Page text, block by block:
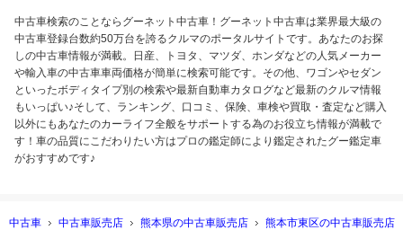
中古車検索のことならグーネット中古車！グーネット中古車は業界最大級の
中古車登録台数約50万台を誇るクルマのポータルサイトです。あなたのお探
しの中古車情報が満載。日産、トヨタ、マツダ、ホンダなどの人気メーカー
や輸入車の中古車車両価格が簡単に検索可能です。その他、ワゴンやセダン
といったボディタイプ別の検索や最新自動車カタログなど最新のクルマ情報
もいっぱい♪そして、ランキング、口コミ、保険、車検や買取・査定など購入
以外にもあなたのカーライフ全般をサポートする為のお役立ち情報が満載で
す！車の品質にこだわりたい方はプロの鑑定師により鑑定されたグー鑑定車
がおすすめです♪
中古車 中古車販売店 熊本県の中古車販売店
熊本市東区の中古車販売店